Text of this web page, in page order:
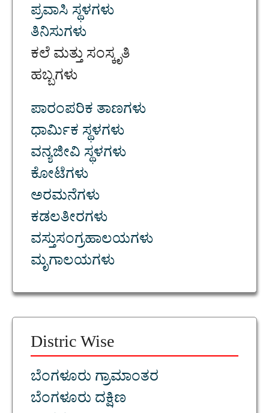
ಪ್ರವಾಸಿ ಸ್ಥಳಗಳು
ತಿನಿಸುಗಳು
ಕಲೆ ಮತ್ತು ಸಂಸ್ಕೃತಿ
ಹಬ್ಬಗಳು
ಪಾರಂಪರಿಕ ತಾಣಗಳು
ಧಾರ್ಮಿಕ ಸ್ಥಳಗಳು
ವನ್ಯಜೀವಿ ಸ್ಥಳಗಳು
ಕೋಟೆಗಳು
ಅರಮನೆಗಳು
ಕಡಲತೀರಗಳು
ವಸ್ತುಸಂಗ್ರಹಾಲಯಗಳು
ಮೃಗಾಲಯಗಳು
Distric Wise
ಬೆಂಗಳೂರು ಗ್ರಾಮಾಂತರ
ಬೆಂಗಳೂರು ದಕ್ಷಿಣ